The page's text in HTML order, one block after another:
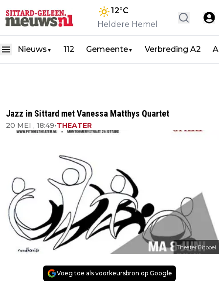
12°C
Heldere Hemel
Nieuws ▼ 112 Gemeente▼ Verbreding A2
Jazz in Sittard met Vanessa Matthys Quartet
20 MEI , 18:49•THEATER
Theater Pitboel
Voeg toe als voorkeursbron op Google